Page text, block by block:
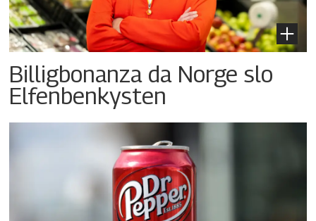
Billigbonanza da Norge slo
Elfenbenkysten